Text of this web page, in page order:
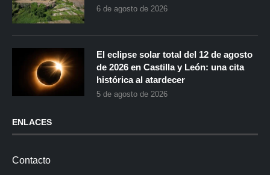
6 de agosto de 2026
El eclipse solar total del 12 de agosto
de 2026 en Castilla y León: una cita
histórica al atardecer
5 de agosto de 2026
ENLACES
Contacto